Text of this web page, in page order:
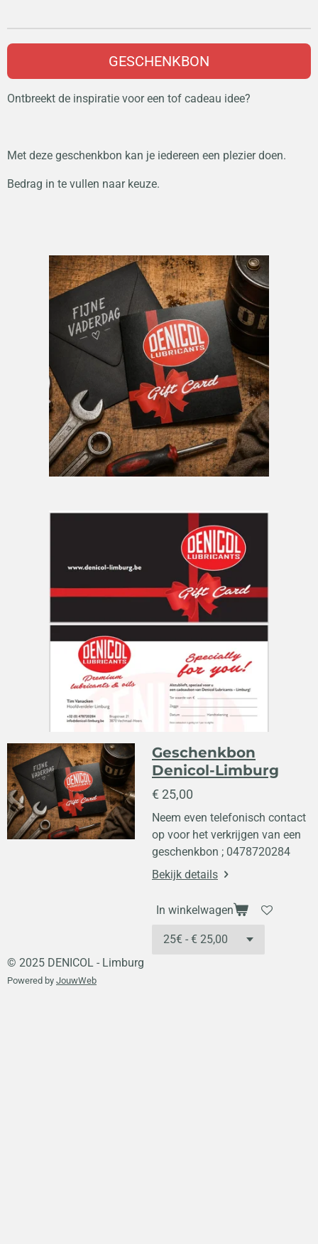
GESCHENKBON
Ontbreekt de inspiratie voor een tof cadeau idee?
Met deze geschenkbon kan je iedereen een plezier doen.
Bedrag in te vullen naar keuze.
Geschenkbon
Denicol-Limburg
€ 25,00
Neem even telefonisch contact
op voor het verkrijgen van een
geschenkbon ; 0478720284
Bekijk details
In winkelwagen
© 2025 DENICOL - Limburg
Powered by JouwWeb